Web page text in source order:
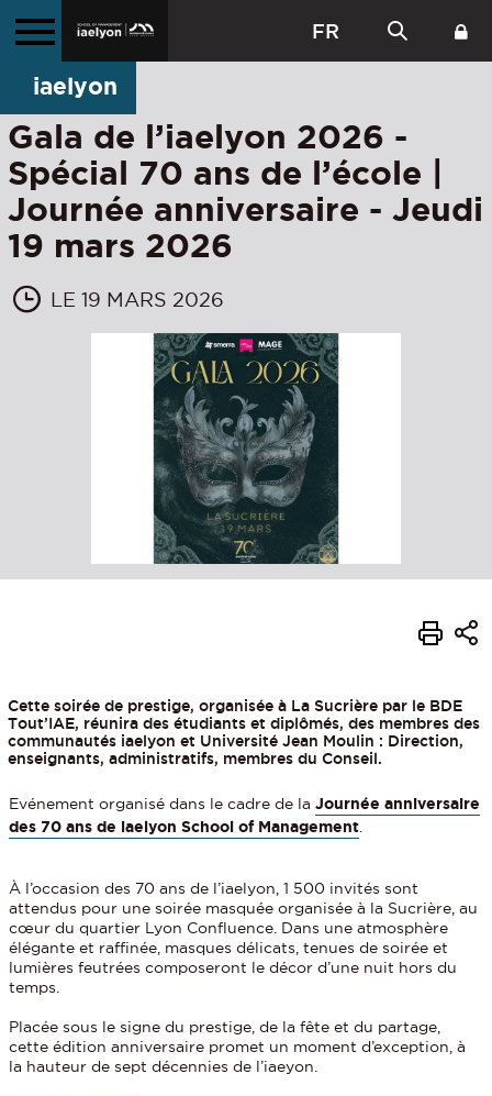
FR
iaelyon
Gala de l’iaelyon 2026 -
Spécial 70 ans de l’école |
Journée anniversaire - Jeudi
19 mars 2026
LE 19 MARS 2026
Cette soirée de prestige, organisée à La Sucrière par le BDE
Tout’IAE, réunira des étudiants et diplômés, des membres des
communautés iaelyon et Université Jean Moulin : Direction,
enseignants, administratifs, membres du Conseil.
Evénement organisé dans le cadre de laJournée anniversaire
des 70 ans de iaelyon School of Management
À l’occasion des 70 ans de l’iaelyon, 1 500 invités sont
attendus pour une soirée masquée organisée à la Sucrière, au
cœur du quartier Lyon Confluence. Dans une atmosphère
élégante et raffinée, masques délicats, tenues de soirée et
lumières feutrées composeront le décor d’une nuit hors du
temps.
Placée sous le signe du prestige, de la fête et du partage,
cette édition anniversaire promet un moment d’exception, à
la hauteur de sept décennies de l’iaeyon.